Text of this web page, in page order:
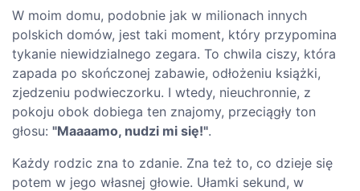
W moim domu, podobnie jak w milionach innych
polskich domów, jest taki moment, który przypomina
tykanie niewidzialnego zegara. To chwila ciszy, która
zapada po skończonej zabawie, odłożeniu książki,
zjedzeniu podwieczorku. I wtedy, nieuchronnie, z
pokoju obok dobiega ten znajomy, przeciągły ton
głosu: "Maaaamo, nudzi mi się!".
Każdy rodzic zna to zdanie. Zna też to, co dzieje się
potem w jego własnej głowie. Ułamki sekund, w